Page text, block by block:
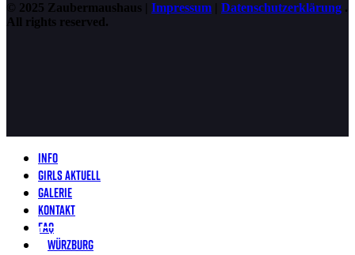
© 2025 Zaubermaushaus | Impressum | Datenschutzerklärung .
All rights reserved.
Info
Girls aktuell
Galerie
Kontakt
FAQ
Würzburg